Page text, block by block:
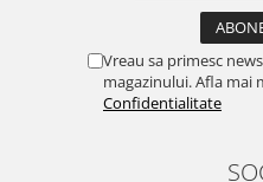
Vreau sa primesc
magazinului. Afla mai
Confidentialitate